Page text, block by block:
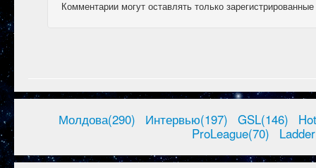
Комментарии могут оставлять только
Молдова(290) Интервью(197) GSL(146)
ProLeague(70)